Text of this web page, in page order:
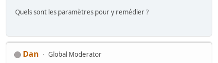
Quels sont les paramètres pour y remédier ?
Dan
Global Moderator